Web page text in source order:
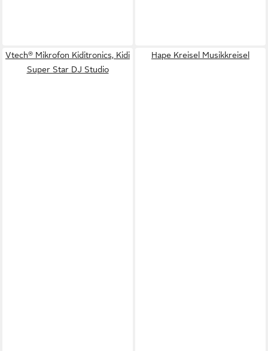
Vtech® Mikrofon Kiditronics, Kidi
Super Star DJ Studio
Hape Kreisel Musikkreisel